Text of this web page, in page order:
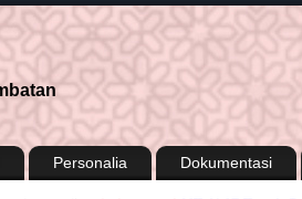
Personalia Dokumentasi